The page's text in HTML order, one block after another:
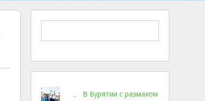
В Бурятии с размахом